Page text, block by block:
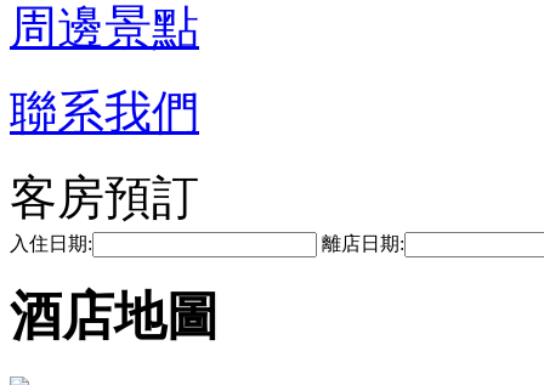
周邊景點
聯系我們
客房預訂
入住日期: 離店日期:
酒店地圖